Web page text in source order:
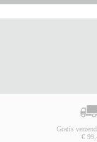
Gratis
€